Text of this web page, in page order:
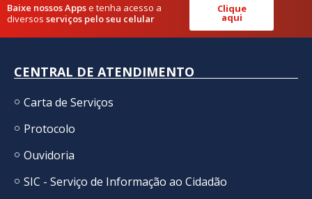
Baixe nossos Appse tenha acesso a
diversos serviços pelo seu celular
Clique
aqui
CENTRAL DE ATENDIMENTO
Carta de Serviços
Protocolo
Ouvidoria
SIC - Serviço de Informação ao Cidadão